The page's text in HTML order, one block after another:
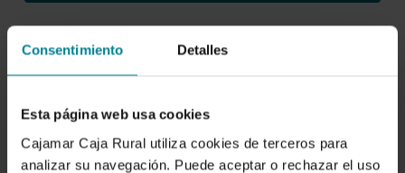
Consentimiento Detalles
Esta página web usa cookies
Cajamar Caja Rural utiliza cookies de terceros para
analizar su navegación. Puede aceptar o rechazar el uso
Vol. 30 Financiación
autonómica: problemas
del modelo y propuestas
de reforma